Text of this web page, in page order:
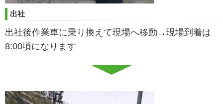
出社
出社後作業車に乗り換えて現場へ移動→現場到着は
8:00頃になります